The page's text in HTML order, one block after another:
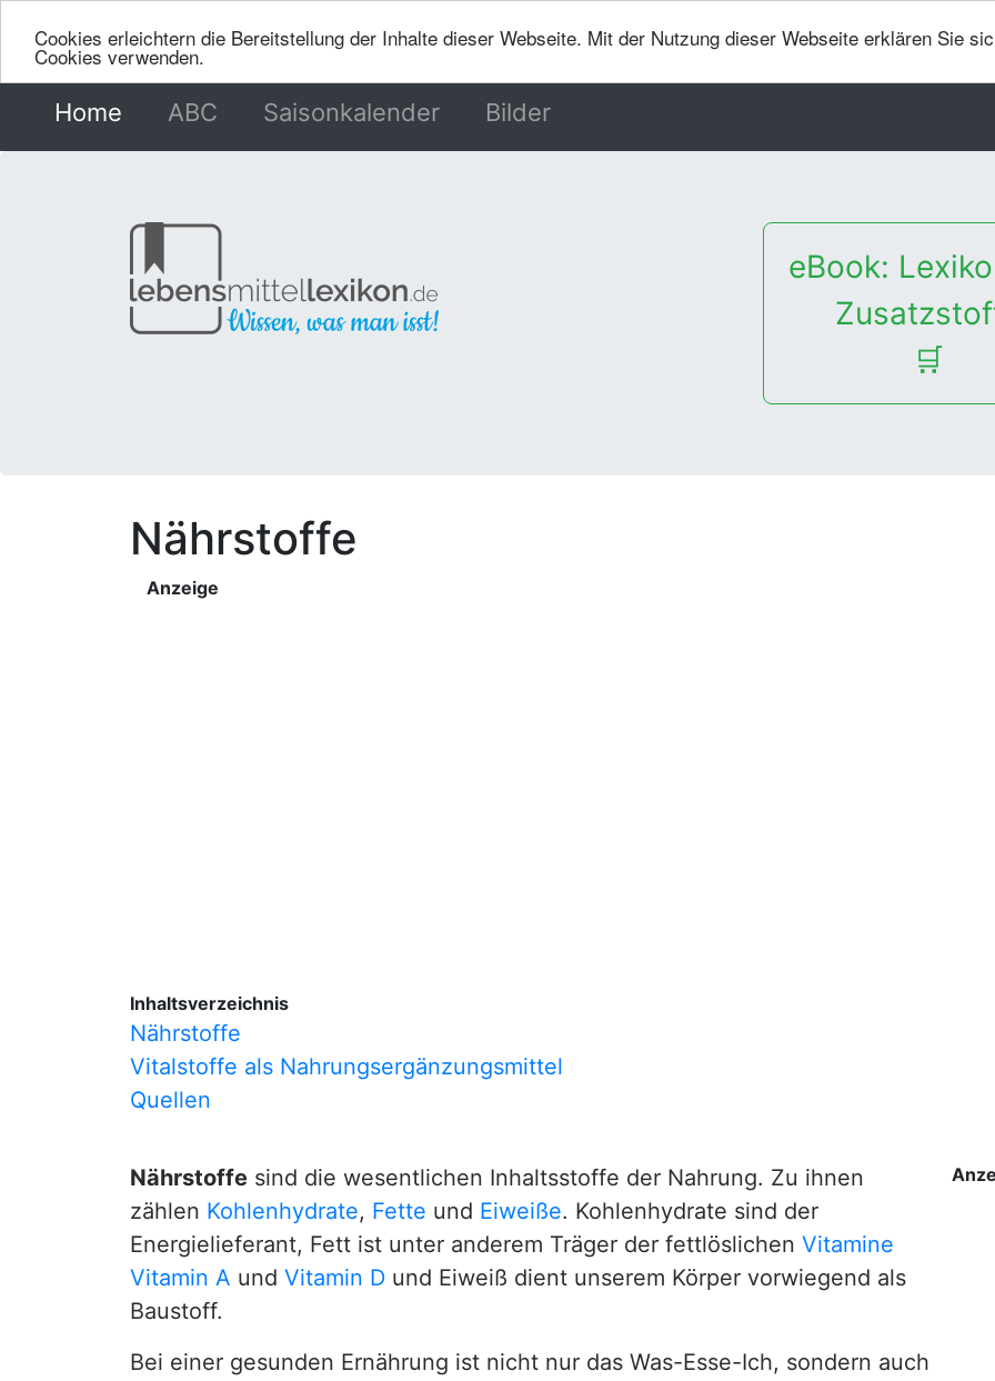
Cookies erleichtern die Bereitstellung der Inhalte dieser Webseite. Mit der Nutzung dieser Webseite erklären Sie
Cookies verwenden.
Home (current)
ABC Saisonkalender Bilder
eBook:
🛒
Nährstoffe
Anzeige
Inhaltsverzeichnis
Nährstoffe
Vitalstoffe als Nahrungsergänzungsmittel
Quellen
Nährstoffe sind die wesentlichen Inhaltsstoffe der Nahrung. Zu ihnen
zählen Kohlenhydrate, Fette und Eiweiße. Kohlenhydrate sind der
Energielieferant, Fett ist unter anderem Träger der fettlöslichen Vitamine
Vitamin A und Vitamin D und Eiweiß dient unserem Körper vorwiegend als
Baustoff.
Bei einer gesunden Ernährung ist nicht nur das Was-Esse-Ich, sondern auch